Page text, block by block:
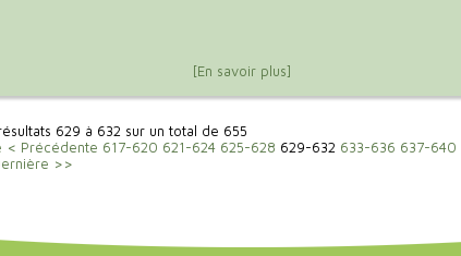
[En savoir plus]
629 à 632 sur un total de 655
< Précédente 617-620 621-624 625-628 629-632 633-636 637-640
>>